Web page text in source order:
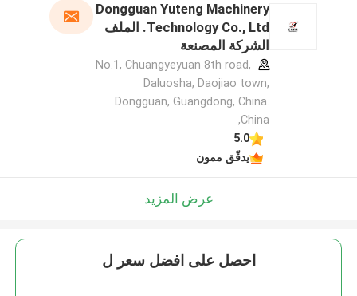
Dongguan Yuteng Machinery
Technology Co., Ltd. الملف
الشركة المصنعة
No.1, Chuangyeyuan 8th road,
Daluosha, Daojiao town,
Dongguan, Guangdong, China.
,China
5.0
يدقّق ممون
عرض المزيد
احصل على افضل سعر ل